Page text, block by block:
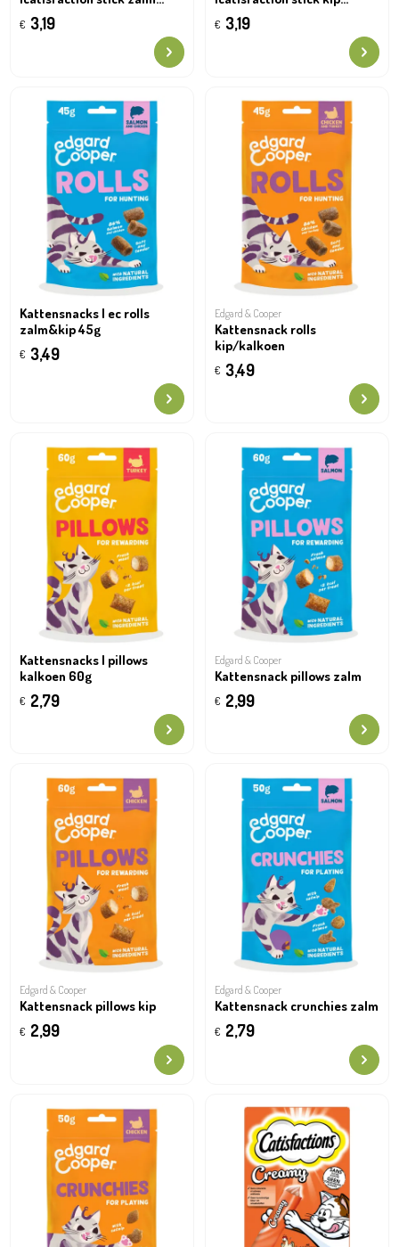
14x30g
€ 3,19
14x30g
€ 3,19
Kattensnacks | ec rolls
zalm&kip 45g
€ 3,49
Edgard & Cooper
Kattensnack rolls
kip/kalkoen
€ 3,49
Kattensnacks | pillows
kalkoen 60g
€ 2,79
Edgard & Cooper
Kattensnack pillows zalm
€ 2,99
Edgard & Cooper
Kattensnack pillows kip
€ 2,99
Edgard & Cooper
Kattensnack crunchies zalm
€ 2,79